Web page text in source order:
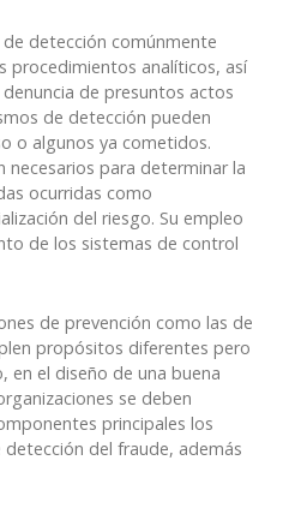
detección comúnmente
procedimientos analíticos, así
de presuntos actos
de detección pueden
o algunos ya cometidos.
necesarios para determinar la
ocurridas como
del riesgo. Su empleo
de los sistemas de control
de prevención como las de
propósitos diferentes pero
en el diseño de una buena
se deben
principales los
del fraude, además